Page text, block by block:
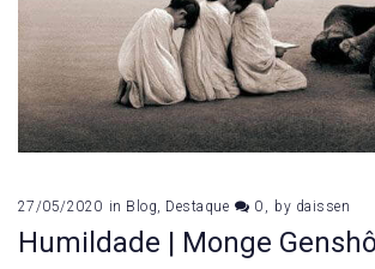
27/05/2020 in Blog, Destaque 0 by daissen
Humildade | Monge